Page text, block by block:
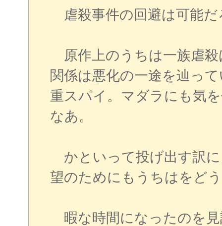
虐殺事件の回避は可能だ
原作上のうちは一族虐殺
関係は悪化の一途を辿っ
重スパイ。マダラにも気
なあ。
かといって投げ出す訳
望のためにもうちはをど
暇な時間になったのを